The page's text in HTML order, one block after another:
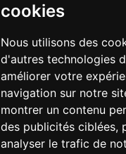
cookies
Nous utilisons des
d'autres technologies
améliorer votre
navigation sur notre
montrer un contenu
des publicités ciblées,
analyser le trafic de
Retour...
Bureaux Soletdev